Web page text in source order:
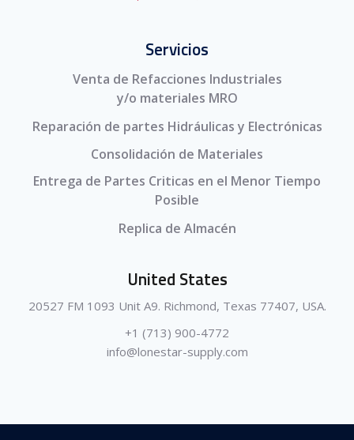
Servicios
Venta de Refacciones Industriales
y/o materiales MRO
Reparación de partes Hidráulicas y Electrónicas
Consolidación de Materiales
Entrega de Partes Criticas en el Menor Tiempo
Posible
Replica de Almacén
United States
20527 FM 1093 Unit A9. Richmond, Texas 77407, USA.
+1 (713) 900-4772
info@lonestar-supply.com